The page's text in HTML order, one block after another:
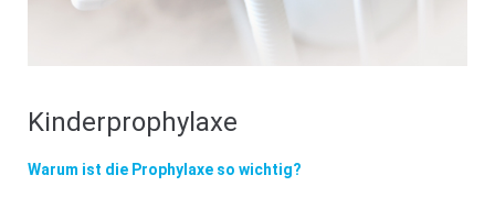
Kinderprophylaxe
Warum ist die Prophylaxe so wichtig?